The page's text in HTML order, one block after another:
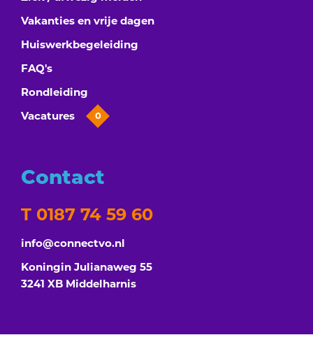
Vakanties en vrije dagen
Huiswerkbegeleiding
FAQ's
Rondleiding
Vacatures
0
Contact
T 0187 74 59 60
info@connectvo.nl
Koningin Julianaweg 55
3241 XB Middelharnis